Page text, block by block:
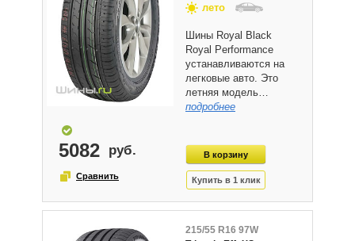
лето
Шины Royal Black
Royal Performance
устанавливаются на
легковые авто. Это
летняя модель…
подробнее
5082
215/55 R16 97W